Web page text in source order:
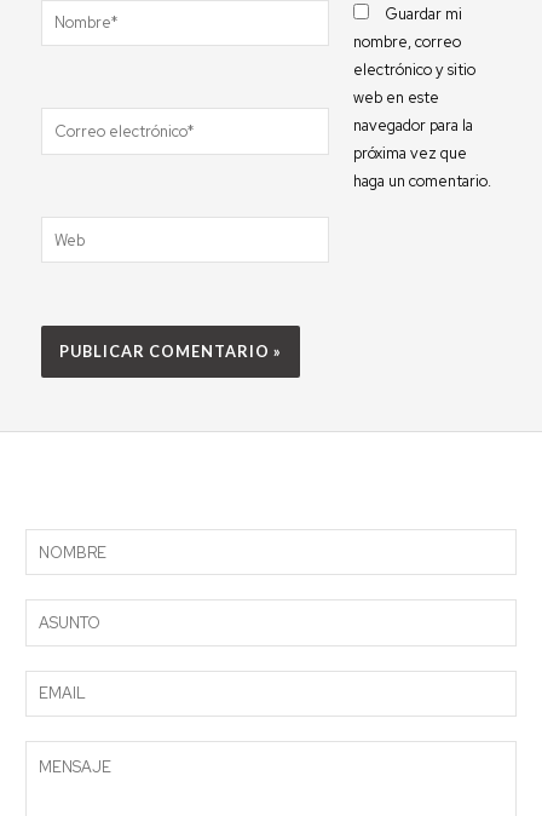
Nombre*
Correo
electrónico*
Web
Guardar mi
nombre, correo
electrónico y sitio
web en este
navegador para la
próxima vez que
haga un comentario.